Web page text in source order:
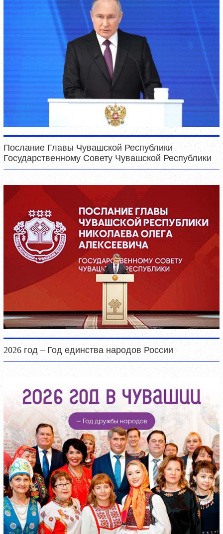
Послание Главы Чувашской Республики
Государственному Совету Чувашской Республики
2026 год – Год единства народов России